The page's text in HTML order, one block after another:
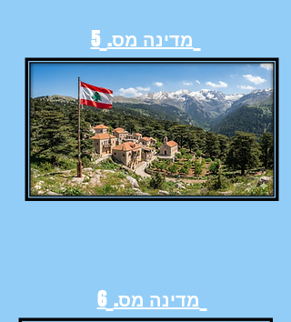
מדינה מס. 5
מדינה מס. 6